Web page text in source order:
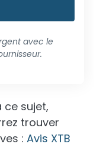
avec le
ce sujet,
trouver
: Avis XTB